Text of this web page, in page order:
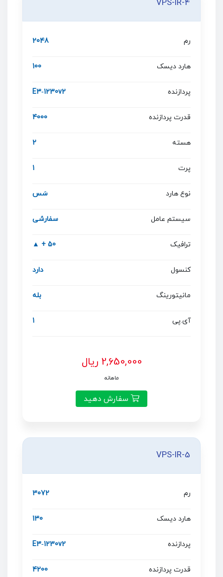
VPS-IR-4
2048 رم
100 هارد دیسک
E3‐1230v2 پردازنده
4000 قدرت پردازنده
2 هسته
1 پرت
سَس نوع هارد
سفارشی سیستم عامل
50 + ▲ ترافیک
دارد کنسول
بله مانیتورینگ
1 آی.پی
2,650,000 ریال
ماهانه
سفارش دهید
VPS-IR-5
3072 رم
130 هارد دیسک
E3‐1230v2 پردازنده
4200 قدرت پردازنده